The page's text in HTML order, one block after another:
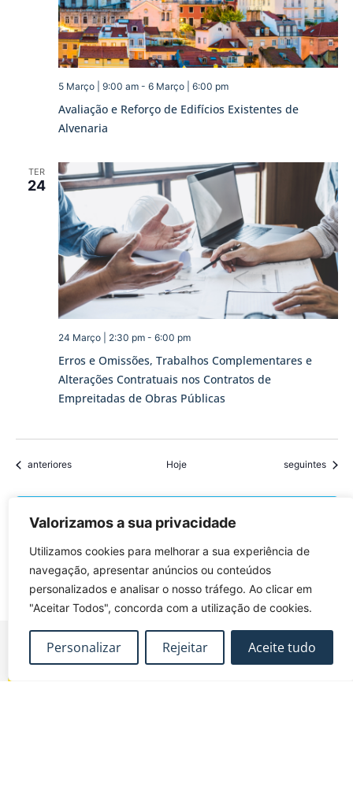
Valorizamos a sua privacidade
Utilizamos cookies para melhorar a sua experiência de
navegação, apresentar anúncios ou conteúdos
personalizados e analisar o nosso tráfego. Ao clicar em
"Aceitar Todos", concorda com a utilização de cookies.
Personalizar Rejeitar Aceite tudo
Avaliação e Reforço de Edifícios Existentes de
Alvenaria
5 Março | 9:00 am- 6 Março | 6:00 pm
TER
24
Erros e Omissões, Trabalhos Complementares e
Alterações Contratuais nos Contratos de
Empreitadas de Obras Públicas
24 Março | 2:30 pm- 6:00 pm
Eventos
anteriores Hoje Eventos
seguintes
Subscrever o calendário